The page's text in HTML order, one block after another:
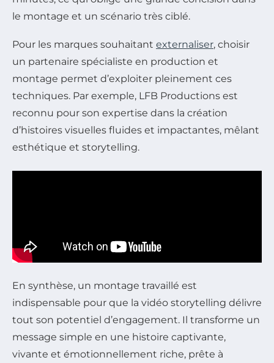
le montage et un scénario très ciblé.
Pour les marques souhaitant externaliser, choisir
un partenaire spécialiste en production et
montage permet d’exploiter pleinement ces
techniques. Par exemple, LFB Productions est
reconnu pour son expertise dans la création
d’histoires visuelles fluides et impactantes, mêlant
esthétique et storytelling.
En synthèse, un montage travaillé est
indispensable pour que la vidéo storytelling délivre
tout son potentiel d’engagement. Il transforme un
message simple en une histoire captivante,
vivante et émotionnellement riche, prête à